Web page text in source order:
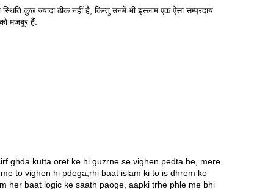
कुछ ज्यादा ठीक नहीं है, किन्तु उनमें भी इस्लाम एक ऐसा सम्प्रदाय
मजबूर हैं.
ghda kutta oret ke hi guzrne se vighen pedta he, mere
to vighen hi pdega,rhi baat islam ki to is dhrem ko
her baat logic ke saath paoge, aapki trhe phle me bhi